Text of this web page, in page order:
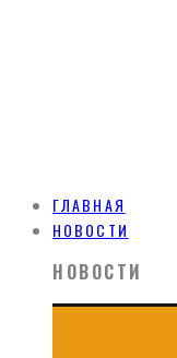
ГЛАВНАЯ
НОВОСТИ
НОВОСТИ